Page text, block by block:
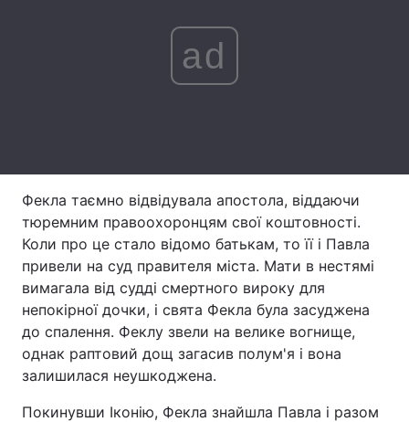
Контакти
Послуги
ad
Фекла таємно відвідувала апостола, віддаючи
тюремним правоохоронцям свої коштовності.
Коли про це стало відомо батькам, то її і Павла
привели на суд правителя міста. Мати в нестямі
вимагала від судді смертного вироку для
непокірної дочки, і свята Фекла була засуджена
до спалення. Феклу звели на велике вогнище,
однак раптовий дощ загасив полум'я і вона
залишилася неушкоджена.
Покинувши Іконію, Фекла знайшла Павла і разом